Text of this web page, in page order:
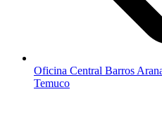
Oficina Central Barros
Temuco